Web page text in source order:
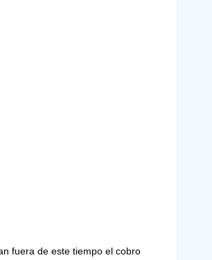
fuera de este tiempo el cobro